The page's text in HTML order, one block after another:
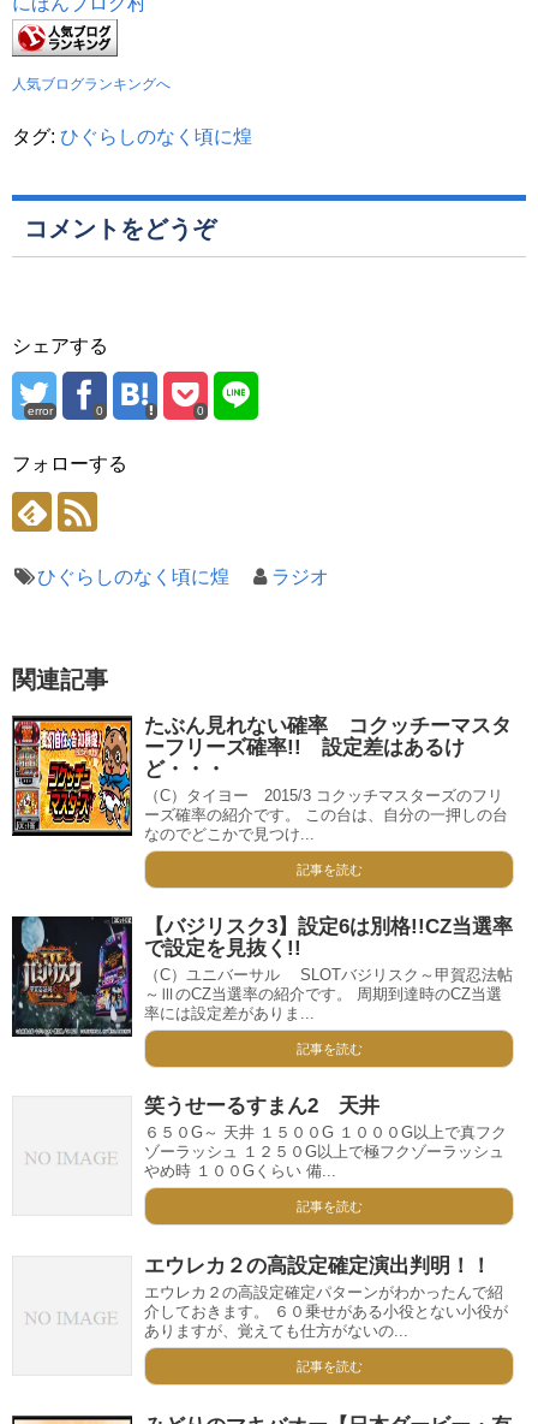
人気ブログランキングへ
タグ: ひぐらしのなく頃に煌
コメントをどうぞ
シェアする
error 0 0
フォローする
ひぐらしのなく頃に煌 ラジオ
関連記事
たぶん見れない確率 コクッチーマスタ
ーフリーズ確率!! 設定差はあるけ
ど・・・
（C）タイヨー 2015/3 コクッチマスターズのフリ
ーズ確率の紹介です。 この台は、自分の一押しの台
なのでどこかで見つけ...
記事を読む
【バジリスク3】設定6は別格!!CZ当選率
で設定を見抜く!!
（C）ユニバーサル SLOTバジリスク～甲賀忍法帖
～ⅢのCZ当選率の紹介です。 周期到達時のCZ当選
率には設定差がありま...
記事を読む
笑うせーるすまん2 天井
６５０G～ 天井 １５００G １０００G以上で真フク
ゾーラッシュ １２５０G以上で極フクゾーラッシュ
やめ時 １００Gくらい 備...
記事を読む
エウレカ２の高設定確定演出判明！！
エウレカ２の高設定確定パターンがわかったんで紹
介しておきます。 ６０乗せがある小役とない小役が
ありますが、覚えても仕方がないの...
記事を読む